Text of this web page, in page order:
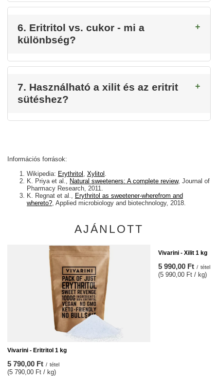
6. Eritritol vs. cukor - mi a
különbség?
7. Használható a xilit és az eritrit
sütéshez?
Információs források:
Wikipedia: Erythritol , Xylitol .
K. Priya et al., Natural sweeteners: A complete review, Journal of
Pharmacy Research, 2011.
K. Regnat et al., Erythritol as sweetener-wherefrom and
whereto?, Applied microbiology and biotechnology, 2018.
AJÁNLOTT
Vivarini - Eritritol 1 kg
5 790,00 Ft / tétel
(5 790,00 Ft / kg)
Vivarini - Xilit 1 kg
5 990,00 Ft / tétel
(5 990,00 Ft / kg)